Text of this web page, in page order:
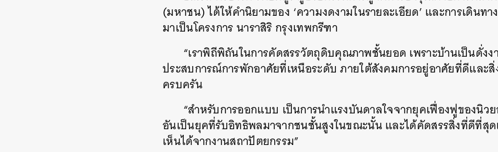
(มหาชน) ได้ให้คำนิยามของ ‘ความงดงามในรายละเอียด’ และการเดินท
มาเป็นโครงการ นาราสิริ กรุงเทพกรีฑา
“เราพิถีพิถันในการคัดสรรวัตถุดิบคุณภาพชั้นยอด เพราะบ้านเป็นดั่ง
ประสบการณ์การพักอาศัยที่เหนือระดับ ภายใต้สังคมการอยู่อาศัยที่ดีและ
ครบครัน
“สำหรับการออกแบบ เป็นการนำแรงบันดาลใจจากยุคเฟื่องฟูของนิวย
อันเป็นยุคที่รับอิทธิพลมาจากชนชั้นสูงในขณะนั้น และได้คัดสรรสิ่งที่ดีที่สุ
เห็นได้จากงานสถาปัตยกรรม”